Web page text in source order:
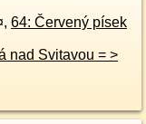
, 64: Červený písek
nad Svitavou = >